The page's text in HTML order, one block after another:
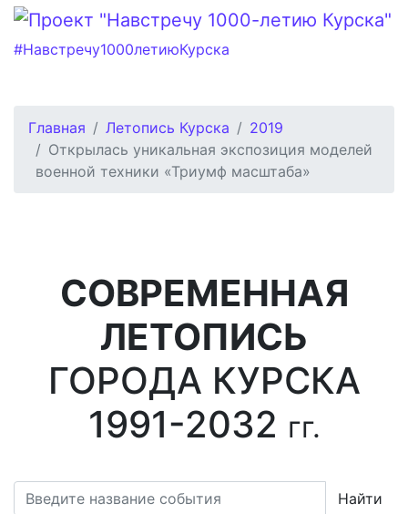
#Навстречу1000летиюКурска
Главная Летопись Курска
2019
Открылась уникальная экспозиция моделей
военной техники «Триумф масштаба»
СОВРЕМЕННАЯ
ЛЕТОПИСЬ
ГОРОДА КУРСКА
1991-2032 гг.
Найти